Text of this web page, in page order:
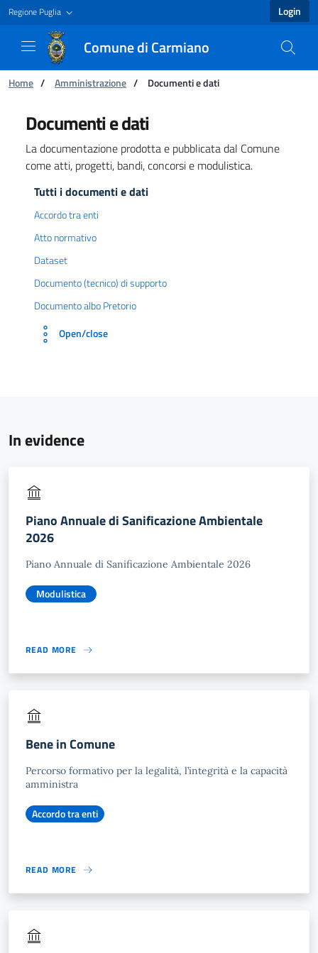
Regione Puglia Login
Comune di Carmiano
You are:
Home / Amministrazione / Documenti e dati
Documenti e dati - Comune di Carmiano
Documenti e dati
La documentazione prodotta e pubblicata dal Comune
come atti, progetti, bandi, concorsi e modulistica.
Tutti i documenti e dati
Accordo tra enti
Atto normativo
Dataset
Documento (tecnico) di supporto
Documento albo Pretorio
Open/close
In evidence
Piano Annuale di Sanificazione Ambientale
2026
Piano Annuale di Sanificazione Ambientale 2026
Modulistica
READ MORE
Bene in Comune
Percorso formativo per la legalità, l’integrità e la capacità
amministra
Accordo tra enti
READ MORE